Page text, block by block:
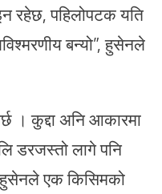
रहेछ, पहिलोपटक यति
बन्यो”, हुसेनले
। कुद्दा अनि आकारमा
डरजस्तो लागे पनि
एक किसिमको